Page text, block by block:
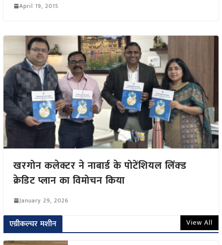
April 19, 2015
खरगोन कलेक्टर ने नाबार्ड के पोटेंशियल लिंक्ड
क्रेडिट प्लान का विमोचन किया
January 29, 2026
एग्रीकल्चर मशीन View All